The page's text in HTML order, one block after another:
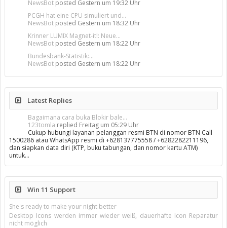
NewsBot posted Gestern um 19:32 Uhr
PCGH hat eine CPU simuliert und...
NewsBot posted Gestern um 18:32 Uhr
Krinner LUMIX Magnet-it!: Neue...
NewsBot posted Gestern um 18:22 Uhr
Bundesbank-Statistik:...
NewsBot posted Gestern um 18:22 Uhr
Latest Replies
Bagaimana cara buka Blokir bale...
123tomla replied Freitag um 05:29 Uhr
Cukup hubungi layanan pelanggan resmi BTN di nomor BTN Call
1500286 atau WhatsApp resmi di +628137775558 / +6282282211196,
dan siapkan data diri (KTP, buku tabungan, dan nomor kartu ATM)
untuk…
Win 11 Support
She's ready to make your night better
Desktop Icons werden immer wieder weiß, dauerhafte Icon Reparatur
nicht möglich